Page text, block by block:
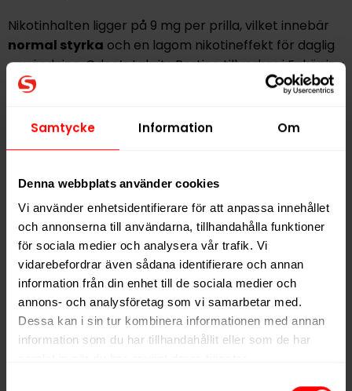
Samtycke Information Om
Denna webbplats använder cookies
Vi använder enhetsidentifierare för att anpassa innehållet
och annonserna till användarna, tillhandahålla funktioner
för sociala medier och analysera vår trafik. Vi
vidarebefordrar även sådana identifierare och annan
information från din enhet till de sociala medier och
annons- och analysföretag som vi samarbetar med.
Dessa kan i sin tur kombinera informationen med annan
information som du har tillhandahållit eller som de har
Nikotinhalten ligger på 9 mg per prilla, vilket innebär
normal styrka och en lagom nikotineffekt för daglig
användning. Oden’s Lakrits Portion tillverkas i Enköping
och är ett bra val för dig som söker ett traditionellt
Hitta alla produkter från
Alla produkter med smakenLakrits
PRODUKTINFORMATION
Typ
Portionssnus
Smak
Lakrits,Traditionell
Format
Large
Styrka
Normal